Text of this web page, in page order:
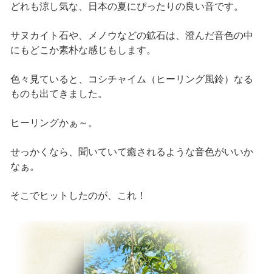
どれも涼し気な、日本の夏にぴったりの良い音です。
サヌカイト石や、メノウなどの鉱石は、澄んだ音色の中
にもどこか素朴な感じもします。
色々見ていると、コシチャイム（ヒーリング風鈴）なる
ものも出てきました。
ヒーリングかぁ～。
せっかくなら、聞いていて癒されるような音色がいいか
なぁ。
そこでヒットしたのが、これ！